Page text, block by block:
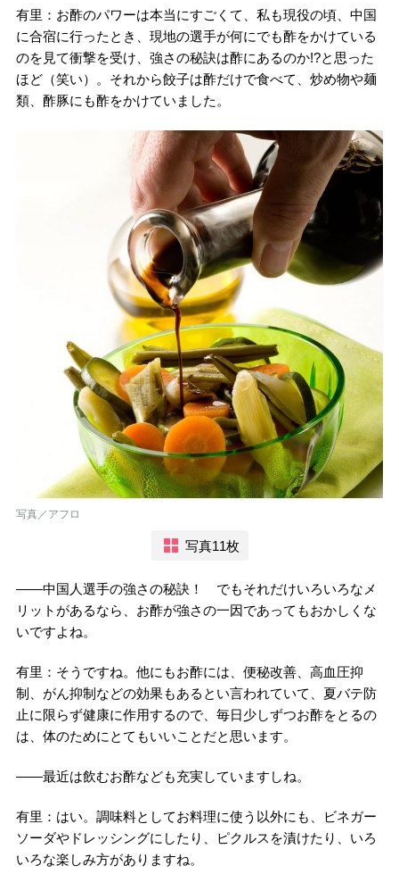
有里：お酢のパワーは本当にすごくて、私も現役の頃、中国
に合宿に行ったとき、現地の選手が何にでも酢をかけている
のを見て衝撃を受け、強さの秘訣は酢にあるのか!?と思った
ほど（笑い）。それから餃子は酢だけで食べて、炒め物や麺
類、酢豚にも酢をかけていました。
写真／アフロ
写真11枚
――中国人選手の強さの秘訣！ でもそれだけいろいろなメ
リットがあるなら、お酢が強さの一因であってもおかしくな
いですよね。
有里：そうですね。他にもお酢には、便秘改善、高血圧抑
制、がん抑制などの効果もあるとい言われていて、夏バテ防
止に限らず健康に作用するので、毎日少しずつお酢をとるの
は、体のためにとてもいいことだと思います。
――最近は飲むお酢なども充実していますしね。
有里：はい。調味料としてお料理に使う以外にも、ビネガー
ソーダやドレッシングにしたり、ピクルスを漬けたり、いろ
いろな楽しみ方がありますね。